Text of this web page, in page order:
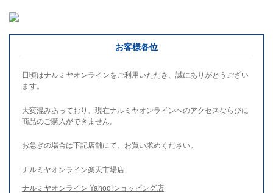
お客様各位
日頃はナルミヤオンラインをご利用いただき、誠にありがとうござい
ます。
大変混みあっており、現在ナルミヤオンラインへのアクセスならびに
商品のご購入ができません。
お急ぎの場合は下記店舗にて、お買い求めください。
ナルミヤオンライン楽天市場店
ナルミヤオンライン Yahoo!ショッピング店